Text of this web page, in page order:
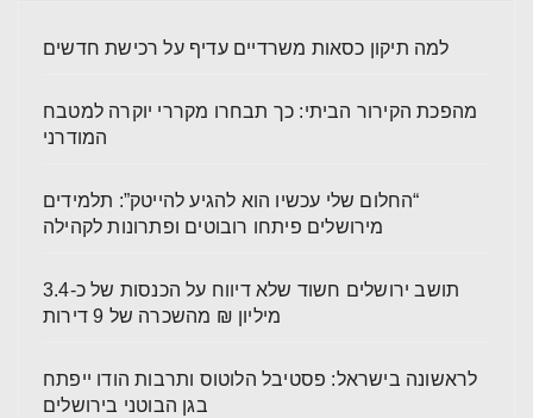
למה תיקון כסאות משרדיים עדיף על רכישת חדשים
מהפכת הקירור הביתי: כך תבחרו מקררי יוקרה למטבח
המודרני
“החלום שלי עכשיו הוא להגיע להייטק”: תלמידים
מירושלים פיתחו רובוטים ופתרונות לקהילה
תושב ירושלים חשוד שלא דיווח על הכנסות של כ-3.4
מיליון ₪ מהשכרה של 9 דירות
לראשונה בישראל: פסטיבל הלוטוס ותרבות הודו ייפתח
בגן הבוטני בירושלים